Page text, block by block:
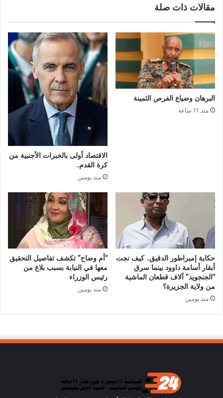
مقالات ذات صلة
البرهان وضياع الفرص الثمينة
منذ 11 ساعة
الاقتصاد أولى بالخبرات الأجنبية من
كرة القدم..
منذ يومين
حكاية إمبراطور الدقيق.. كيف نجت
أبقار أسامة داوود بينما سرق
“الجنجويد” آلاف قطعان الماشية
من ولاية الجزيرة؟
منذ يومين
“أم وضاح” تكشف تفاصيل التحقيق
معها في النيابة بسبب بلاغ من
رئيس الوزراء
منذ يومين